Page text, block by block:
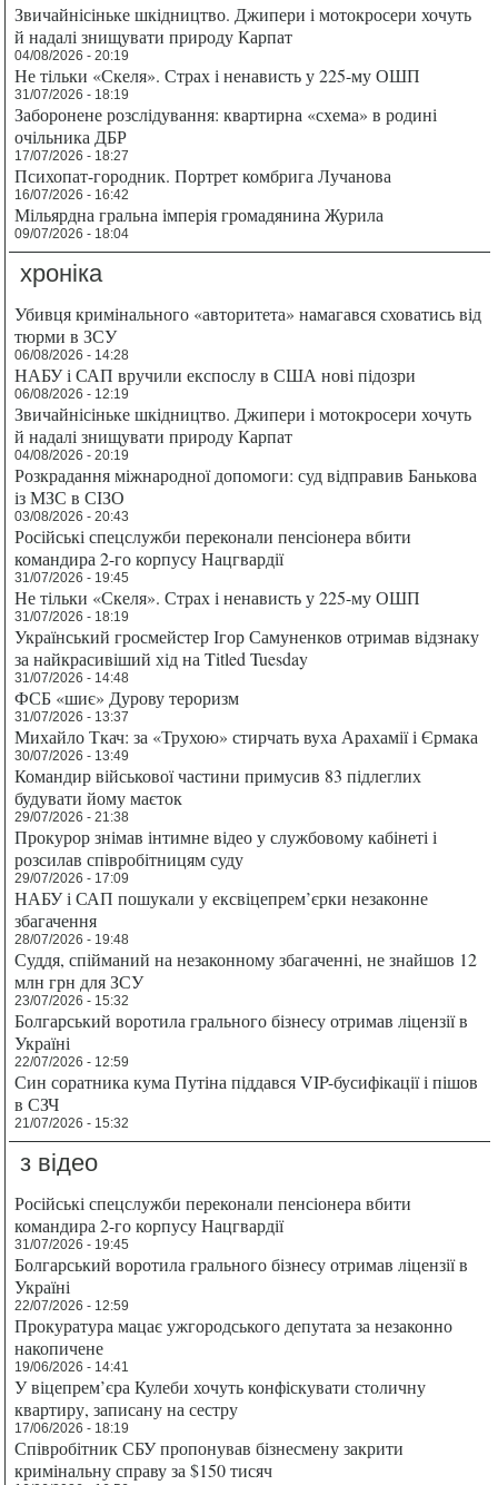
Звичайнісіньке шкідництво. Джипери і мотокросери хочуть
й надалі знищувати природу Карпат
04/08/2026 - 20:19
Не тільки «Скеля». Страх і ненависть у 225-му ОШП
31/07/2026 - 18:19
Заборонене розслідування: квартирна «схема» в родині
очільника ДБР
17/07/2026 - 18:27
Психопат-городник. Портрет комбрига Лучанова
16/07/2026 - 16:42
Мільярдна гральна імперія громадянина Журила
09/07/2026 - 18:04
хроніка
Убивця кримінального «авторитета» намагався сховатись від
тюрми в ЗСУ
06/08/2026 - 14:28
НАБУ і САП вручили експослу в США нові підозри
06/08/2026 - 12:19
Звичайнісіньке шкідництво. Джипери і мотокросери хочуть
й надалі знищувати природу Карпат
04/08/2026 - 20:19
Розкрадання міжнародної допомоги: суд відправив Банькова
із МЗС в СІЗО
03/08/2026 - 20:43
Російські спецслужби переконали пенсіонера вбити
командира 2-го корпусу Нацгвардії
31/07/2026 - 19:45
Не тільки «Скеля». Страх і ненависть у 225-му ОШП
31/07/2026 - 18:19
Український гросмейстер Ігор Самуненков отримав відзнаку
за найкрасивіший хід на Titled Tuesday
31/07/2026 - 14:48
ФСБ «шиє» Дурову тероризм
31/07/2026 - 13:37
Михайло Ткач: за «Трухою» стирчать вуха Арахамії і Єрмака
30/07/2026 - 13:49
Командир військової частини примусив 83 підлеглих
будувати йому маєток
29/07/2026 - 21:38
Прокурор знімав інтимне відео у службовому кабінеті і
розсилав співробітницям суду
29/07/2026 - 17:09
НАБУ і САП пошукали у ексвіцепрем’єрки незаконне
збагачення
28/07/2026 - 19:48
Суддя, спійманий на незаконному збагаченні, не знайшов 12
млн грн для ЗСУ
23/07/2026 - 15:32
Болгарський воротила грального бізнесу отримав ліцензії в
Україні
22/07/2026 - 12:59
Син соратника кума Путіна піддався VIP-бусифікації і пішов
в СЗЧ
21/07/2026 - 15:32
з відео
Російські спецслужби переконали пенсіонера вбити
командира 2-го корпусу Нацгвардії
31/07/2026 - 19:45
Болгарський воротила грального бізнесу отримав ліцензії в
Україні
22/07/2026 - 12:59
Прокуратура мацає ужгородського депутата за незаконно
накопичене
19/06/2026 - 14:41
У віцепрем’єра Кулеби хочуть конфіскувати столичну
квартиру, записану на сестру
17/06/2026 - 18:19
Співробітник СБУ пропонував бізнесмену закрити
кримінальну справу за $150 тисяч